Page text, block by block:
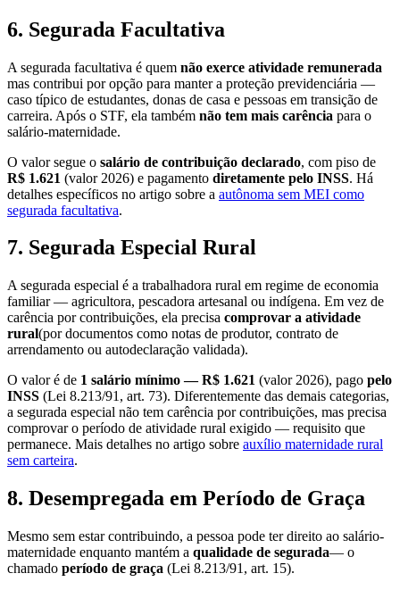
6. Segurada Facultativa
A segurada facultativa é quem não exerce atividade remunerada
mas contribui por opção para manter a proteção previdenciária —
caso típico de estudantes, donas de casa e pessoas em transição de
carreira. Após o STF, ela também não tem mais carência para o
salário-maternidade.
O valor segue o salário de contribuição declarado, com piso de
R$ 1.621 (valor 2026) e pagamento diretamente pelo INSS. Há
detalhes específicos no artigo sobre a autônoma sem MEI como
segurada facultativa.
7. Segurada Especial Rural
A segurada especial é a trabalhadora rural em regime de economia
familiar — agricultora, pescadora artesanal ou indígena. Em vez de
carência por contribuições, ela precisa comprovar a atividade
rural(por documentos como notas de produtor, contrato de
arrendamento ou autodeclaração validada).
O valor é de 1 salário mínimo — R$ 1.621 (valor 2026), pago pelo
INSS (Lei 8.213/91, art. 73). Diferentemente das demais categorias,
a segurada especial não tem carência por contribuições, mas precisa
comprovar o período de atividade rural exigido — requisito que
permanece. Mais detalhes no artigo sobre auxílio maternidade rural
sem carteira.
8. Desempregada em Período de Graça
Mesmo sem estar contribuindo, a pessoa pode ter direito ao salário-
maternidade enquanto mantém a qualidade de segurada— o
chamado período de graça (Lei 8.213/91, art. 15).